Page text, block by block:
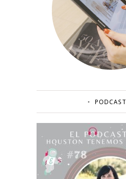
PODCAST